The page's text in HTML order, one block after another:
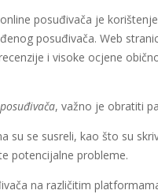
posuđivača je
posuđivača. Web
i visoke ocjene
, važno je obratiti
su se susreli, kao što su
potencijalne probleme.
na različitim